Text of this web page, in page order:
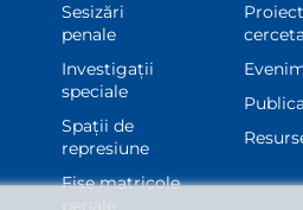
Sesizări
penale
Investigații
speciale
Spații de
represiune
Fișe matricole
penale